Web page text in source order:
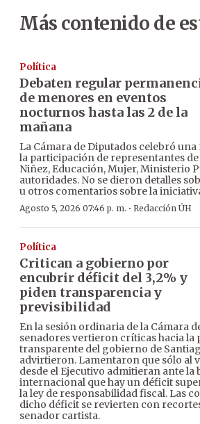
Más contenido de
Política
Debaten regular
de menores en eventos
nocturnos hasta las 2 de la
mañana
La Cámara de Diputados celebró
la participación de representantes
Niñez, Educación, Mujer, Ministerio
autoridades. No se dieron detalles
u otros comentarios sobre la
Agosto 5, 2026 07:46 p. m. · Redacción ÚH
Política
Critican a gobierno por
encubrir déficit del 3,2% y
piden transparencia y
previsibilidad
En la sesión ordinaria de la Cámara
senadores vertieron críticas hacia la
transparente del gobierno de
advirtieron. Lamentaron que sólo al
desde el Ejecutivo admitieran ante la
internacional que hay un déficit
la ley de responsabilidad fiscal. Las
dicho déficit se revierten con
senador cartista.